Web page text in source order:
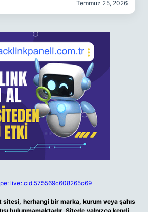
Temmuz 25, 2026
live:.cid.575569c608265c69
sitesi, herhangi bir marka, kurum veya şahıs